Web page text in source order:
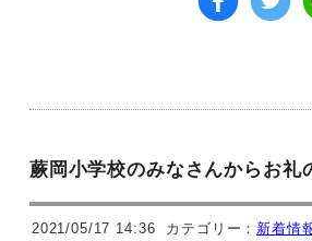
蕨岡小学校のみなさんからお礼
2021/05/17 14:36 カテゴリー： 新着情